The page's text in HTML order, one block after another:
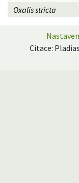
Oxalis stricta
Citace: